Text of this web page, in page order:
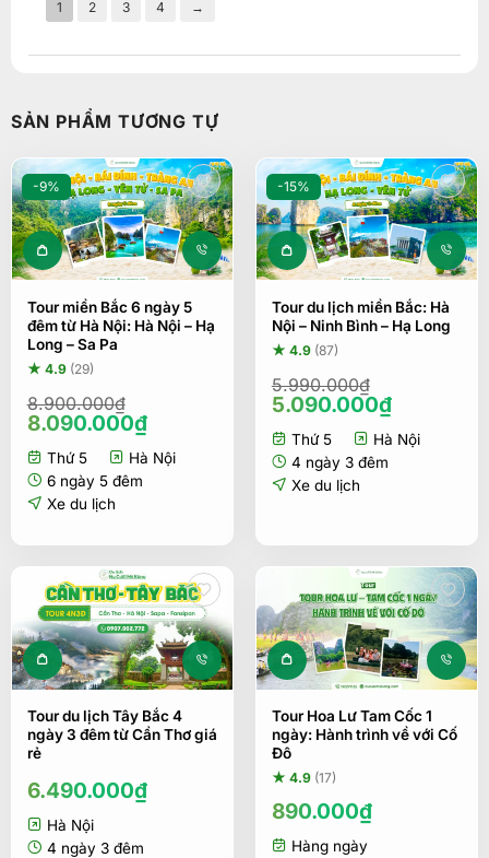
1 2 3 4 →
SẢN PHẨM TƯƠNG TỰ
-9%
Tour miền Bắc 6 ngày 5
đêm từ Hà Nội: Hà Nội – Hạ
Long – Sa Pa
★ 4.9 (29)
8.900.000₫
Giá
là:
8.900.000₫.
8.090.000₫Giá
hiện
tại
Thứ 5
Hà Nội
6 ngày 5 đêm
Xe du lịch
-15%
Tour du lịch miền Bắc: Hà
Nội – Ninh Bình – Hạ Long
★ 4.9 (87)
5.990.000₫
Giá
là:
5.990.000₫.
5.090.000₫Giá
hiện
tại
Thứ 5
Hà Nội
4 ngày 3 đêm
Xe du lịch
Tour du lịch Tây Bắc 4
ngày 3 đêm từ Cần Thơ giá
rẻ
6.490.000₫
Hà Nội
4 ngày 3 đêm
Tour Hoa Lư Tam Cốc 1
ngày: Hành trình về với Cố
Đô
★ 4.9 (17)
890.000₫
Hàng ngày